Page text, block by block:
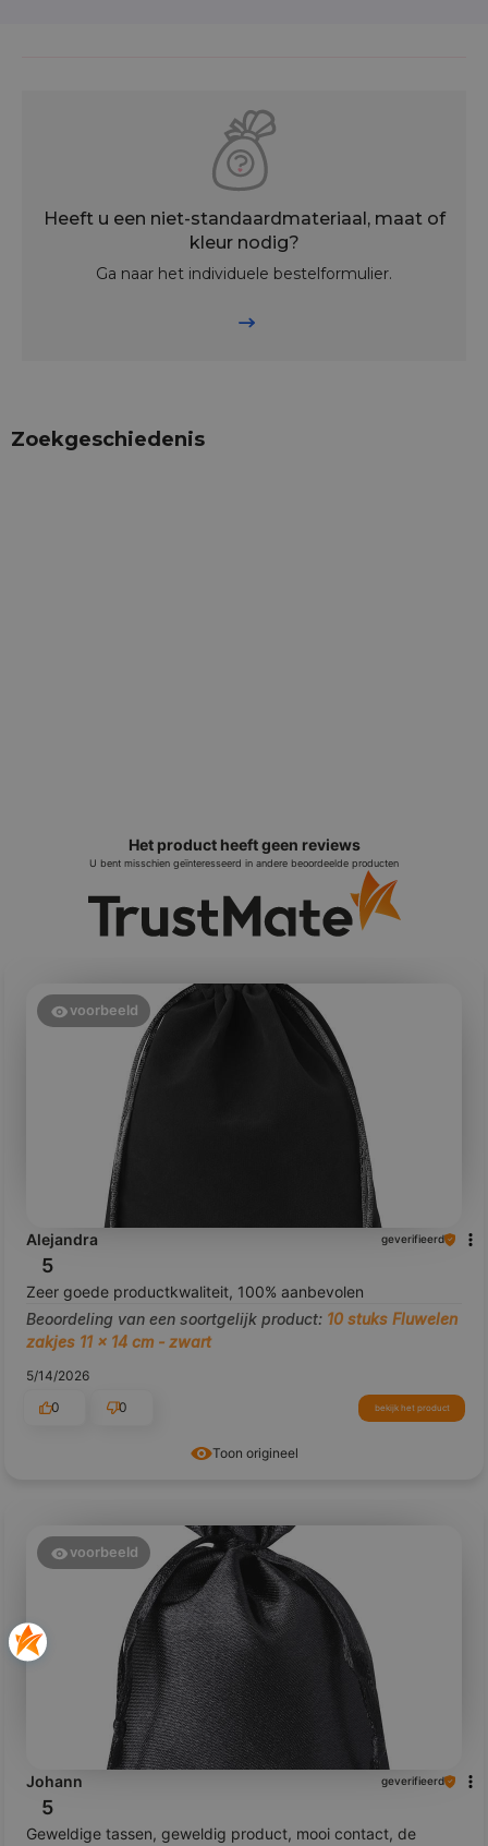
Heeft u een niet-standaardmateriaal, maat of
kleur nodig?
Ga naar het individuele bestelformulier.
Zoekgeschiedenis
Het product heeft geen reviews
U bent misschien geïnteresseerd in andere beoordeelde producten
Toon origineel
voorbeeld
Alejandra geverifieerd
5
Zeer goede productkwaliteit, 100% aanbevolen
Beoordeling van een soortgelijk product: 10 stuks Fluwelen
zakjes 11 x 14 cm - zwart
5/14/2026
0
0 bekijk het product
voorbeeld
Johann geverifieerd
5
Geweldige tassen, geweldig product, mooi contact, de